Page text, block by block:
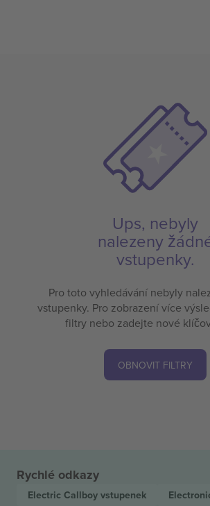
Ups, nebyly
nalezeny
vstupenky.
Pro toto vyhledávání nebyly
vstupenky. Pro zobrazení více
filtry nebo zadejte nové
OBNOVIT FILTRY
Rychlé odkazy
Electric Callboy vstupenek